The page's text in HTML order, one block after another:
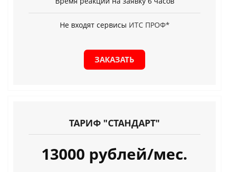
Не входят сервисы ИТС ПРОФ*
ЗАКАЗАТЬ
ТАРИФ "СТАНДАРТ"
13000 рублей/мес.